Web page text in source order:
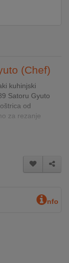
(Chef)
kuhinjski
Satoru Gyuto
od
za rezanje
nfo